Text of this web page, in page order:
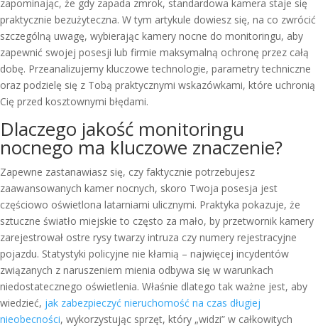
zapominając, że gdy zapada zmrok, standardowa kamera staje się
praktycznie bezużyteczna. W tym artykule dowiesz się, na co zwrócić
szczególną uwagę, wybierając kamery nocne do monitoringu, aby
zapewnić swojej posesji lub firmie maksymalną ochronę przez całą
dobę. Przeanalizujemy kluczowe technologie, parametry techniczne
oraz podzielę się z Tobą praktycznymi wskazówkami, które uchronią
Cię przed kosztownymi błędami.
Dlaczego jakość monitoringu
nocnego ma kluczowe znaczenie?
Zapewne zastanawiasz się, czy faktycznie potrzebujesz
zaawansowanych kamer nocnych, skoro Twoja posesja jest
częściowo oświetlona latarniami ulicznymi. Praktyka pokazuje, że
sztuczne światło miejskie to często za mało, by przetwornik kamery
zarejestrował ostre rysy twarzy intruza czy numery rejestracyjne
pojazdu. Statystyki policyjne nie kłamią – najwięcej incydentów
związanych z naruszeniem mienia odbywa się w warunkach
niedostatecznego oświetlenia. Właśnie dlatego tak ważne jest, aby
wiedzieć, jak zabezpieczyć nieruchomość na czas długiej
nieobecności, wykorzystując sprzęt, który „widzi” w całkowitych